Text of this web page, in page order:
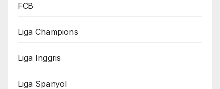
FCB
Liga Champions
Liga Inggris
Liga Spanyol